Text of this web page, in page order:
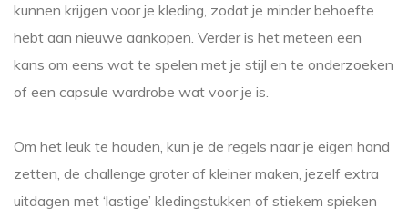
kunnen krijgen voor je kleding, zodat je minder behoefte
hebt aan nieuwe aankopen. Verder is het meteen een
kans om eens wat te spelen met je stijl en te onderzoeken
of een capsule wardrobe wat voor je is.
Om het leuk te houden, kun je de regels naar je eigen hand
zetten, de challenge groter of kleiner maken, jezelf extra
uitdagen met ‘lastige’ kledingstukken of stiekem spieken